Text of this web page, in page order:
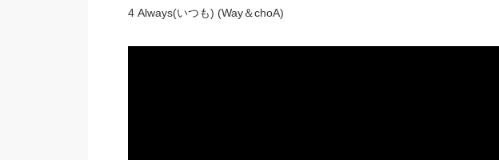
4 Always(いつも) (Way＆choA)